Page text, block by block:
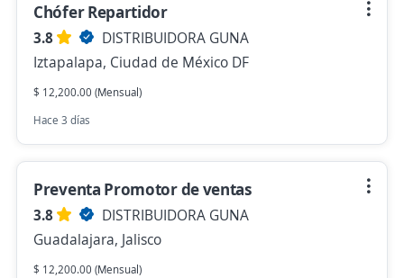
Chófer Repartidor
3.8
DISTRIBUIDORA GUNA
Iztapalapa, Ciudad de México DF
$ 12,200.00 (Mensual)
Hace 3 días
Preventa Promotor de ventas
3.8
DISTRIBUIDORA GUNA
Guadalajara, Jalisco
$ 12,200.00 (Mensual)